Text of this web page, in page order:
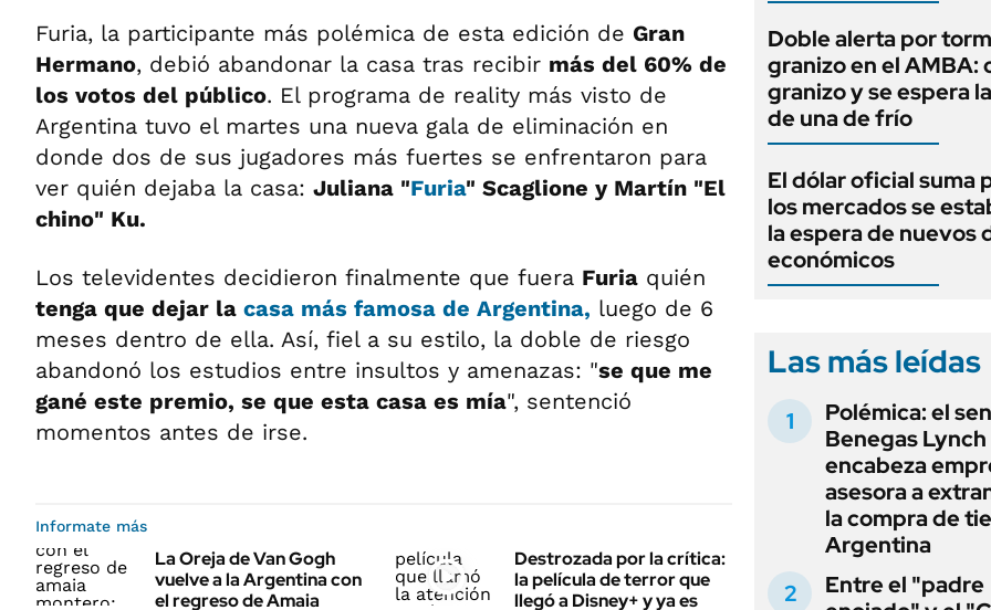
Furia, la participante más polémica de esta edición de Gran
Hermano, debió abandonar la casa tras recibir más del 60% de
los votos del público. El programa de reality más visto de
Argentina tuvo el martes una nueva gala de eliminación en
donde dos de sus jugadores más fuertes se enfrentaron para
ver quién dejaba la casa: Juliana "Furia" Scaglione y Martín "El
chino" Ku.
Los televidentes decidieron finalmente que fuera Furia quién
tenga que dejar la casa más famosa de Argentina, luego de 6
meses dentro de ella. Así, fiel a su estilo, la doble de riesgo
abandonó los estudios entre insultos y amenazas: "se que me
gané este premio, se que esta casa es mía", sentenció
momentos antes de irse.
Informate más
La Oreja de Van Gogh
vuelve a la Argentina con
el regreso de Amaia
Destrozada por la crítica:
la película de terror que
llegó a Disney+ y ya es
Doble alerta por
granizo en el AMBA:
granizo y se espera
de una de frío
El dólar oficial suma
los mercados se
la espera de nuevos
económicos
Las más leídas
Polémica: el
Benegas Lynch
encabeza
asesora a
la compra de
Argentina
Entre el "padre